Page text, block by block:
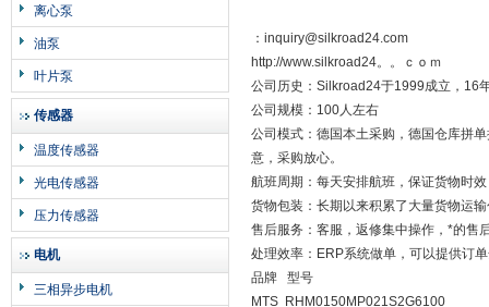
离心泵
油泵
叶片泵
传感器
温度传感器
光电传感器
压力传感器
电机
三相异步电机
：inquiry@silkroad24.com
http://www.silkroad24。。ｃｏｍ
公司历史：Silkroad24于1999成立，16
公司规模：100人左右
公司模式：德国本土采购，德国仓库拼
意，采购放心。
航班周期：每天安排航班，保证货物时
货物包装：长期以来积累了大量货物运
售后服务：客服，返修集中操作，*的售
处理效率：ERP系统做单，可以提供订
品牌 型号
MTS RHM0150MP021S2G6100